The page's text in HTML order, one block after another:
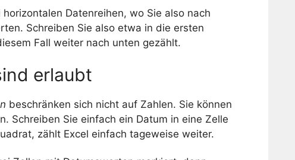
Datenreihen, wo Sie also nach
Schreiben Sie also etwa in die ersten
Fall weiter nach unten gezählt.
erlaubt
beschränken sich nicht auf Zahlen. Sie können
Schreiben Sie einfach ein Datum in eine Zelle
zählt Excel einfach tageweise weiter.